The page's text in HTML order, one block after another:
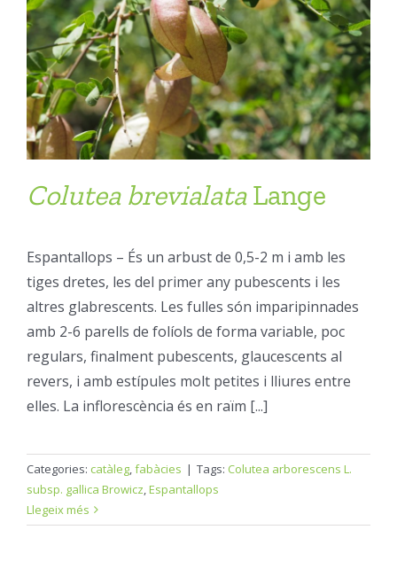
Colutea brevialataLange
Espantallops – És un arbust de 0,5-2 m i amb les
tiges dretes, les del primer any pubescents i les
altres glabrescents. Les fulles són imparipinnades
amb 2-6 parells de folíols de forma variable, poc
regulars, finalment pubescents, glaucescents al
revers, i amb estípules molt petites i lliures entre
elles. La inflorescència és en raïm [...]
Categories: catàleg,fabàcies | Tags: Colutea arborescens L.
subsp. gallica Browicz,Espantallops
Llegeix més